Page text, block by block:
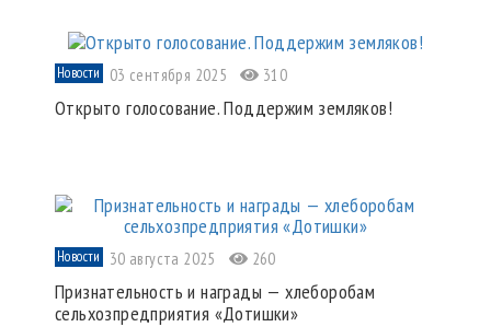
Новости 03 сентября 2025 310
Открыто голосование. Поддержим земляков!
Новости 30 августа 2025 260
Признательность и награды — хлеборобам
сельхозпредприятия «Дотишки»